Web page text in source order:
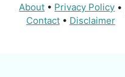
About • Privacy Policy •
Contact• Disclaimer